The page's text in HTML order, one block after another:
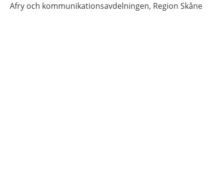
Afry och kommunikationsavdelningen, Region Skåne